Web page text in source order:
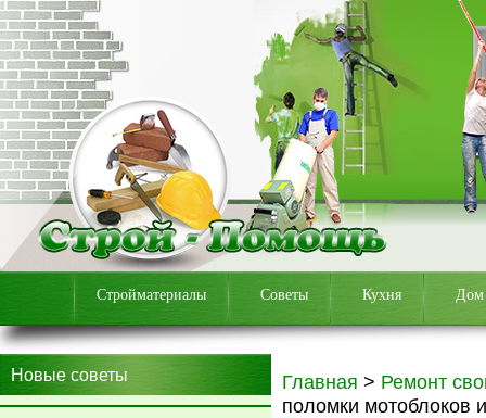
Стройматериалы Советы Кухня Дом
Новые советы Главная > Ремонт
поломки мотоблоков